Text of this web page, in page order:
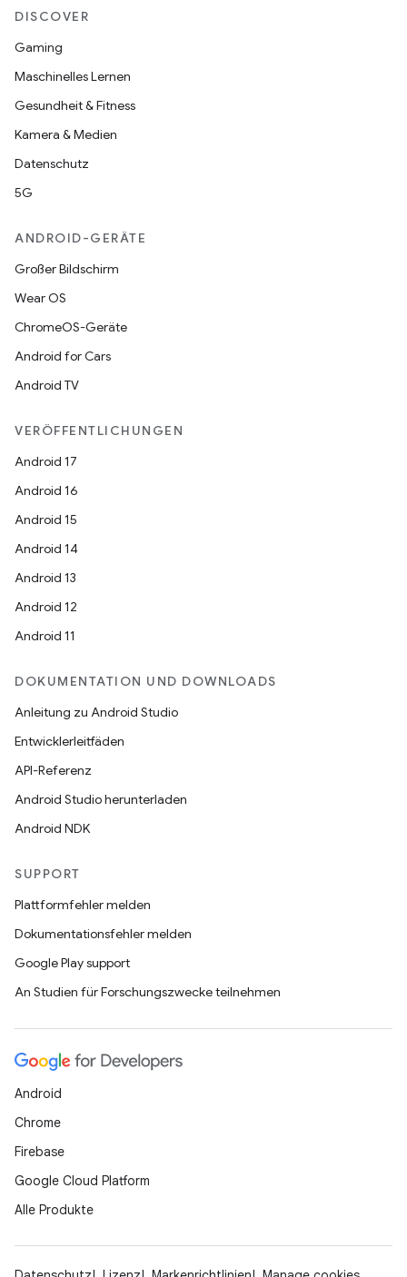
DISCOVER
Gaming
Maschinelles Lernen
Gesundheit & Fitness
Kamera & Medien
Datenschutz
5G
ANDROID-GERÄTE
Großer Bildschirm
Wear OS
ChromeOS-Geräte
Android for Cars
Android TV
VERÖFFENTLICHUNGEN
Android 17
Android 16
Android 15
Android 14
Android 13
Android 12
Android 11
DOKUMENTATION UND DOWNLOADS
Anleitung zu Android Studio
Entwicklerleitfäden
API-Referenz
Android Studio herunterladen
Android NDK
SUPPORT
Plattformfehler melden
Dokumentationsfehler melden
Google Play support
An Studien für Forschungszwecke teilnehmen
Android
Chrome
Firebase
Google Cloud Platform
Alle Produkte